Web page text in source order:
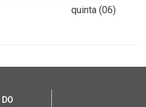
quinta (06)